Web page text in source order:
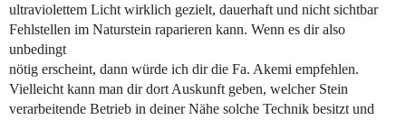
ultraviolettem Licht wirklich gezielt, dauerhaft und nicht sichtbar
Fehlstellen im Naturstein raparieren kann. Wenn es dir also
unbedingt
nötig erscheint, dann würde ich dir die Fa. Akemi empfehlen.
Vielleicht kann man dir dort Auskunft geben, welcher Stein
verarbeitende Betrieb in deiner Nähe solche Technik besitzt und